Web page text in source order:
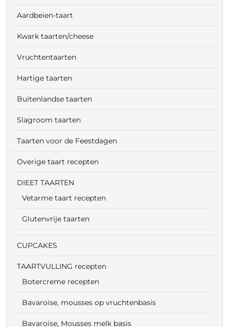
Aardbeien-taart
Kwark taarten/cheese
Vruchtentaarten
Hartige taarten
Buitenlandse taarten
Slagroom taarten
Taarten voor de Feestdagen
Overige taart recepten
DIEET TAARTEN
Vetarme taart recepten
Glutenvrije taarten
CUPCAKES
TAARTVULLING recepten
Botercreme recepten
Bavaroise, mousses op vruchtenbasis
Bavaroise, Mousses melk basis